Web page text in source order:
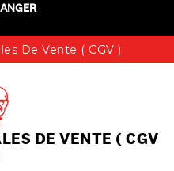
De Vente ( CGV )
DE VENTE ( CGV